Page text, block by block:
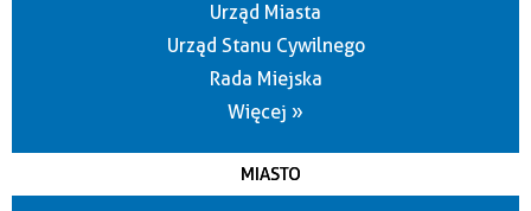
Urząd Miasta
Urząd Stanu Cywilnego
Rada Miejska
Więcej »
MIASTO